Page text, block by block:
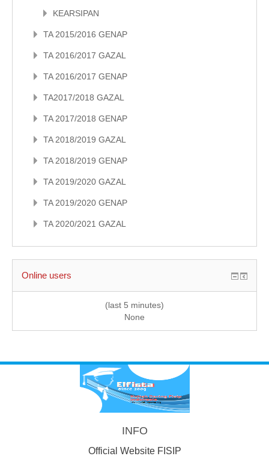
KEARSIPAN
TA 2015/2016 GENAP
TA 2016/2017 GAZAL
TA 2016/2017 GENAP
TA2017/2018 GAZAL
TA 2017/2018 GENAP
TA 2018/2019 GAZAL
TA 2018/2019 GENAP
TA 2019/2020 GAZAL
TA 2019/2020 GENAP
TA 2020/2021 GAZAL
Online users
(last 5 minutes)
None
INFO
Official Website FISIP